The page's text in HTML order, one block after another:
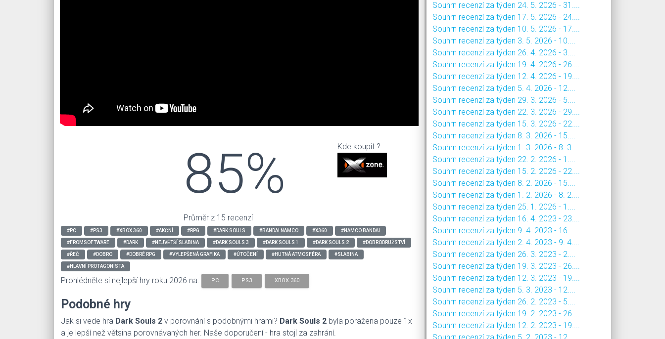
85%
Průměr z 15 recenzí
Kde koupit ?
#PC #PS3 #XBOX 360 #AKČNÍ #RPG #DARK SOULS #BANDAI NAMCO #X360 #NAMCO BANDAI
#FROMSOFTWARE #DARK #NEJVĚTŠÍ SLABINA #DARK SOULS 3 #DARK SOULS 1 #DARK SOULS 2 #DOBRODRUŽSTVÍ
#ŘEČ #DOBRO #DOBRÉ RPG #VYLEPŠENÁ GRAFIKA #ÚTOČENÍ #HUTNÁ ATMOSFÉRA #SLABINA
#HLAVNÍ PROTAGONISTA
Prohlédněte si nejlepší hry roku 2026 na: PC PS3 XBOX 360
Podobné hry
Jak si vede hra Dark Souls 2 v porovnání s podobnými hrami? Dark Souls 2 byla poražena pouze 1x
a je lepší než větsina porovnávaných her. Naše doporučení - hra stojí za zahrání.
Souhrn recenzí za týden 24. 5. 2026 - 31....
Souhrn recenzí za týden 17. 5. 2026 - 24....
Souhrn recenzí za týden 10. 5. 2026 - 17....
Souhrn recenzí za týden 3. 5. 2026 - 10....
Souhrn recenzí za týden 26. 4. 2026 - 3....
Souhrn recenzí za týden 19. 4. 2026 - 26....
Souhrn recenzí za týden 12. 4. 2026 - 19....
Souhrn recenzí za týden 5. 4. 2026 - 12....
Souhrn recenzí za týden 29. 3. 2026 - 5....
Souhrn recenzí za týden 22. 3. 2026 - 29....
Souhrn recenzí za týden 15. 3. 2026 - 22....
Souhrn recenzí za týden 8. 3. 2026 - 15....
Souhrn recenzí za týden 1. 3. 2026 - 8. 3....
Souhrn recenzí za týden 22. 2. 2026 - 1....
Souhrn recenzí za týden 15. 2. 2026 - 22....
Souhrn recenzí za týden 8. 2. 2026 - 15....
Souhrn recenzí za týden 1. 2. 2026 - 8. 2....
Souhrn recenzí za týden 25. 1. 2026 - 1....
Souhrn recenzí za týden 16. 4. 2023 - 23....
Souhrn recenzí za týden 9. 4. 2023 - 16....
Souhrn recenzí za týden 2. 4. 2023 - 9. 4....
Souhrn recenzí za týden 26. 3. 2023 - 2....
Souhrn recenzí za týden 19. 3. 2023 - 26....
Souhrn recenzí za týden 12. 3. 2023 - 19....
Souhrn recenzí za týden 5. 3. 2023 - 12....
Souhrn recenzí za týden 26. 2. 2023 - 5....
Souhrn recenzí za týden 19. 2. 2023 - 26....
Souhrn recenzí za týden 12. 2. 2023 - 19....